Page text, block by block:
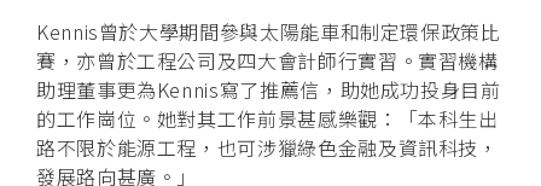
Kennis曾於大學期間參與太陽能車和制定環保政策比
賽，亦曾於工程公司及四大會計師行實習。實習機構
助理董事更為Kennis寫了推薦信，助她成功投身目前
的工作崗位。她對其工作前景甚感樂觀：「本科生出
路不限於能源工程，也可涉獵綠色金融及資訊科技，
發展路向甚廣。」